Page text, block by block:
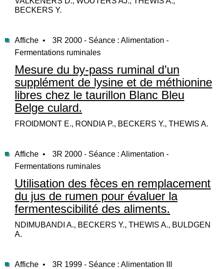
BECKERS Y.
Affiche •
3R 2000 - Séance : Alimentation -
Fermentations ruminales
Mesure du by-pass ruminal d’un
supplément de lysine et de méthionine
libres chez le taurillon Blanc Bleu
Belge culard.
FROIDMONT E., RONDIA P., BECKERS Y., THEWIS A.
Affiche •
3R 2000 - Séance : Alimentation -
Fermentations ruminales
Utilisation des fèces en remplacement
du jus de rumen pour évaluer la
fermentescibilité des aliments.
NDIMUBANDI A., BECKERS Y., THEWIS A., BULDGEN
A.
Affiche • 3R 1999 - Séance : Alimentation III